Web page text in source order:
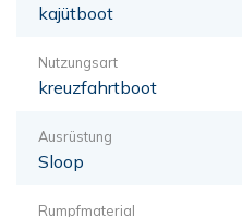
kajütboot
Nutzungsart
kreuzfahrtboot
Ausrüstung
Sloop
Rumpfmaterial